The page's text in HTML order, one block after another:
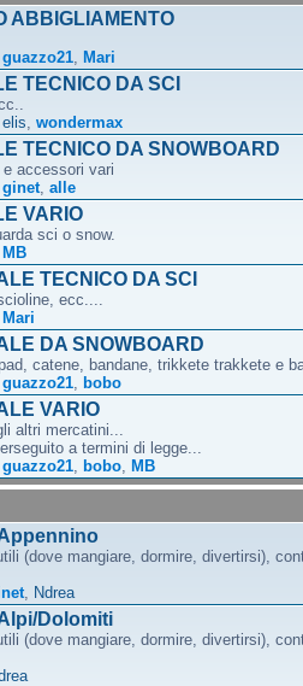
ABBIGLIAMENTO
guazzo21 Mari
TECNICO DA SCI
elis wondermax
TECNICO DA SNOWBOARD
accessori vari
ginet alle
VARIO
sci o snow.
MB
TECNICO DA SCI
ecc....
Mari
DA SNOWBOARD
catene, bandane, trikkete trakkete e
guazzo21 bobo
VARIO
altri mercatini...
a termini di legge...
guazzo21 bobo MB
(dove mangiare, dormire, divertirsi),
Ndrea
Dolomiti
(dove mangiare, dormire, divertirsi),